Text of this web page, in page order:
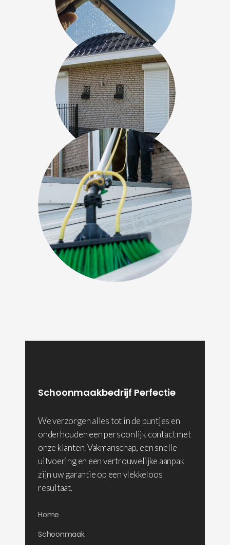
Schoonmaakbedrijf Perfectie
We verzorgen alles tot in de puntjes en
onderhouden een persoonlijk contact met
onze klanten. Vakmanschap, een snelle
uitvoering en een vertrouwelijke aanpak
zijn uw garantie op een vlekkeloos
resultaat.
Home
Schoonmaak